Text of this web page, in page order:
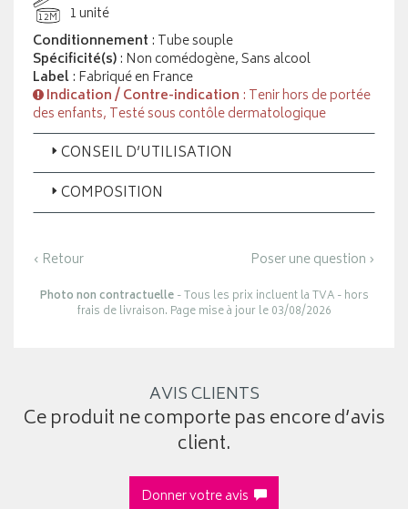
12M
1 unité
Conditionnement : Tube souple
Spécificité(s): Non comédogène, Sans alcool
Label: Fabriqué en France
Indication / Contre-indication : Tenir hors de portée
des enfants, Testé sous contôle dermatologique
CONSEIL D’UTILISATION
COMPOSITION
‹ Retour Poser une question ›
Photo non contractuelle- Tous les prix incluent la TVA - hors
frais de livraison. Page mise à jour le 03/08/2026
AVIS CLIENTS
Ce produit ne comporte pas encore d’avis
client.
Donner votre avis